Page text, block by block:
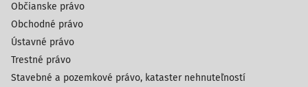
Občianske právo
Obchodné právo
Ústavné právo
Trestné právo
Stavebné a pozemkové právo, kataster nehnuteľností